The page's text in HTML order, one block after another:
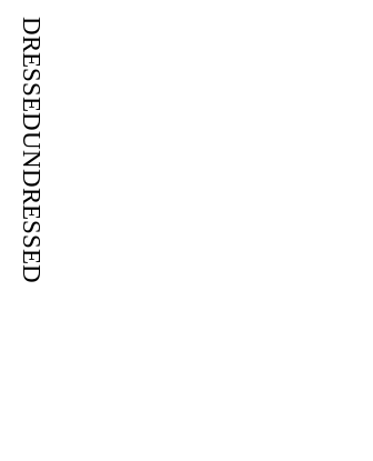
DRESSEDUNDRESSED